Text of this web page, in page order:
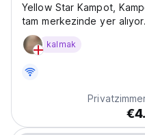
Yellow Star Kampot,
tam merkezinde yer
bölgedeyiz.
kalmak